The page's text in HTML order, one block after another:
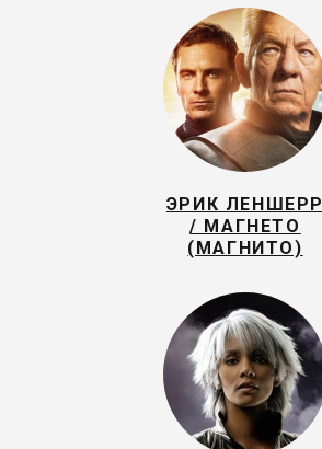
ЭРИК ЛЕНШЕРР
/ МАГНЕТО
(МАГНИТО)